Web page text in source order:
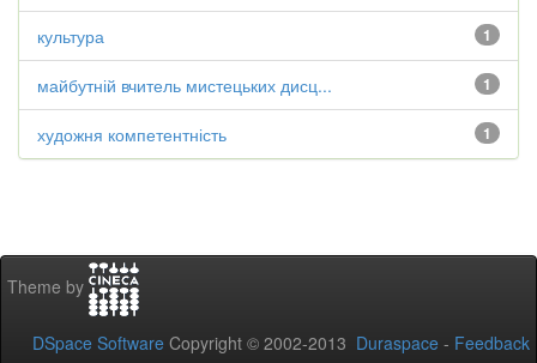
1
культура
1
майбутній вчитель мистецьких дисц...
1
художня компетентність
Theme by
DSpace Software Copyright © 2002-2013 Duraspace - Feedback